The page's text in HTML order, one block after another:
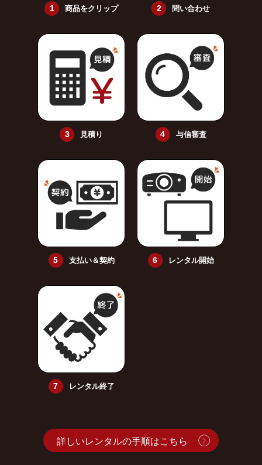
商品をクリップ 問い合わせ
見積り 与信審査
支払い＆契約 レンタル開始
レンタル終了
詳しいレンタルの手順はこちら